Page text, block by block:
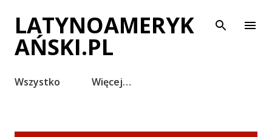
Przejdź do głównej zawartości
LATYNOAMERYK
AŃSKI.PL
Wszystko Więcej…